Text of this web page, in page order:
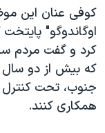
ویدیوها
فرهنگ و زندگی
حقوق شهروندی
علم و فناوری
بایگانی برنامه‌های
مستندها
انتخابات ریاست
حمله جمهوری
رمز مهسا
دنبال کنید
کوفی عنان اين
اوگاندوگو"
کرد و گفت مردم
که بيش از دو سال
جنوب، تحت
همکاری کنند.